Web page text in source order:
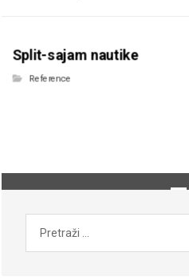
Split-sajam nautike
Reference